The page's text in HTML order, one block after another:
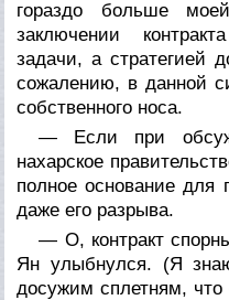
гораздо больше
заключении
задачи, а стратегией
сожалению, в данной
собственного носа.
— Если при
нахарское
полное основание для
даже его разрыва.
— О, контракт
Ян улыбнулся. (Я
досужим сплетням,